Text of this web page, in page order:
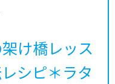
け橋レッス
シピ＊ラタ